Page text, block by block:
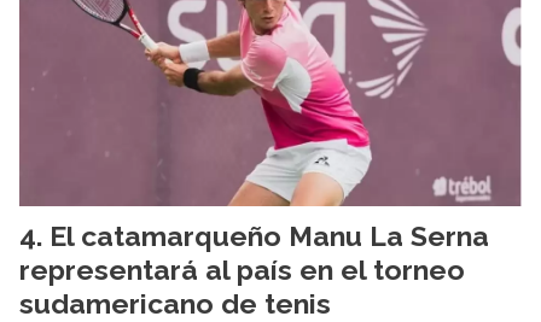
El catamarqueño Manu La Serna
representará al país en el torneo
sudamericano de tenis